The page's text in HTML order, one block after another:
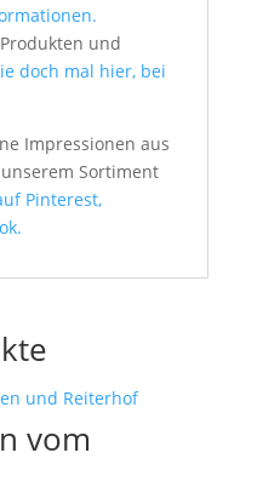
und
doch mal hier, bei
Impressionen aus
Sortiment
Pinterest,
vom